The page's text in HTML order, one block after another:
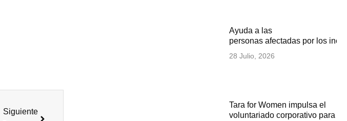
Siguiente
Ayuda a las
personas afectadas por los
28 Julio, 2026
Tara for Women impulsa el
voluntariado corporativo para